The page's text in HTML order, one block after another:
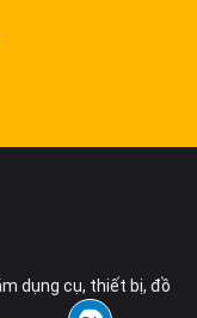
dụng cụ, thiết bị, đồ